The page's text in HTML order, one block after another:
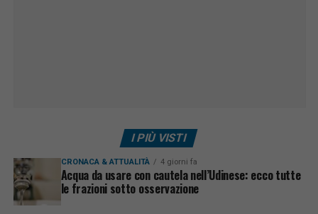
I PIÙ VISTI
CRONACA & ATTUALITÀ 4 giorni fa
Acqua da usare con cautela nell’Udinese: ecco tutte
le frazioni sotto osservazione